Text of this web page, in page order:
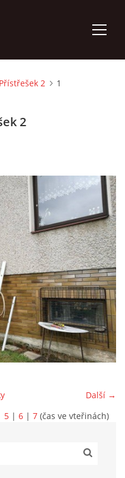
22. 9. 2023
Přístřešek 2 1
2
Další →
5 | 6 | 7 (čas ve vteřinách)